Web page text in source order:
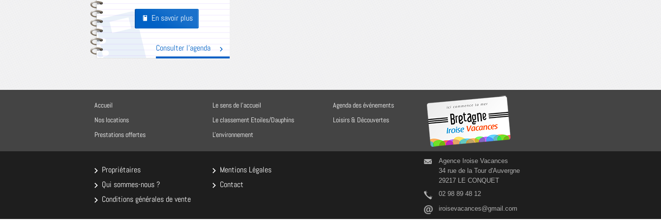
En savoir plus
Pages
Consulter l'agenda
Accueil
Nos locations
Prestations offertes
Le sens de l'accueil
Le classement Etoiles/Dauphins
L'environnement
Agenda des événements
Loisirs & Découvertes
Propriétaires
Qui sommes-nous ?
Conditions générales de vente
Mentions Légales
Contact
Agence Iroise Vacances
34 rue de la Tour d'Auvergne
29217 LE CONQUET
02 98 89 48 12
iroisevacances@gmail.com